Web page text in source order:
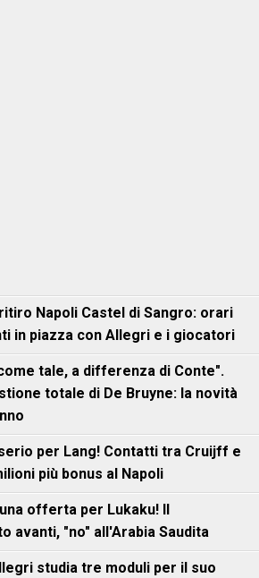
Napoli Castel di Sangro: orari
in piazza con Allegri e i giocatori
tale, a differenza di Conte".
totale di De Bruyne: la novità
per Lang! Contatti tra Cruijff e
più bonus al Napoli
offerta per Lukaku! Il
avanti, "no" all'Arabia Saudita
studia tre moduli per il suo